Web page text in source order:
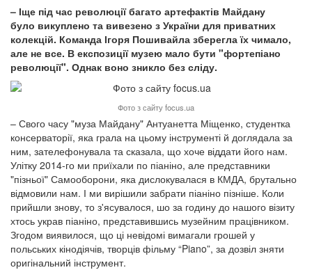
– Іще під час революції багато артефактів Майдану
було викуплено та вивезено з України для приватних
колекцій. Команда Ігоря Пошивайла зберегла їх чимало,
але не все. В експозиції музею мало бути "фортепіано
революції". Однак воно зникло без сліду.
Фото з сайту focus.ua
– Свого часу "муза Майдану" Антуанетта Міщенко, студентка
консерваторії, яка грала на цьому інструменті й доглядала за
ним, зателефонувала та сказала, що хоче віддати його нам.
Улітку 2014-го ми приїхали по піаніно, але представники
"пізньої" Самооборони, яка дислокувалася в КМДА, брутально
відмовили нам. І ми вирішили забрати піаніно пізніше. Коли
прийшли знову, то з'ясувалося, шо за годину до нашого візиту
хтось украв піаніно, представившись музейним працівником.
Згодом виявилося, що ці невідомі вимагали грошей у
польських кінодіячів, творців фільму “Piano”, за дозвіл зняти
оригінальний інструмент.